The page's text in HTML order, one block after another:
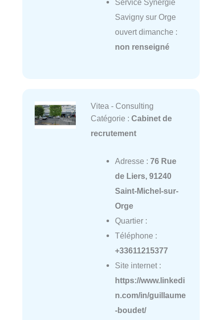
Service Synergie
Savigny sur Orge
ouvert dimanche :
non renseigné
Vitea - Consulting
Catégorie : Cabinet de
recrutement
Adresse : 76 Rue
de Liers, 91240
Saint-Michel-sur-
Orge
Quartier :
Téléphone :
+33611215377
Site internet :
https://www.linkedi
n.com/in/guillaume
-boudet/